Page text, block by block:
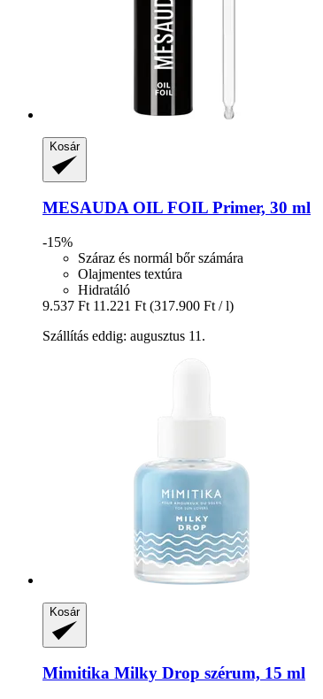
Kosár
MESAUDAOIL FOIL Primer, 30 ml
-15%
Száraz és normál bőr számára
Olajmentes textúra
Hidratáló
9.537 Ft 11.221 Ft (317.900 Ft / l)
Szállítás eddig: augusztus 11.
Kosár
Mimitika Milky Drop szérum, 15 ml